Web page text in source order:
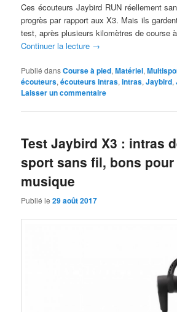
Ces écouteurs Jaybird RUN réellement
progrès par rapport aux X3. Mais ils
test, après plusieurs kilomètres de course
Continuer la lecture →
Publié dansCourse à pied,Matériel,
écouteurs,écouteurs intras,intras,Jaybird,
Laisser un commentaire
Test Jaybird X3 : intras
sport sans fil, bons pour
musique
Publié le29 août 2017